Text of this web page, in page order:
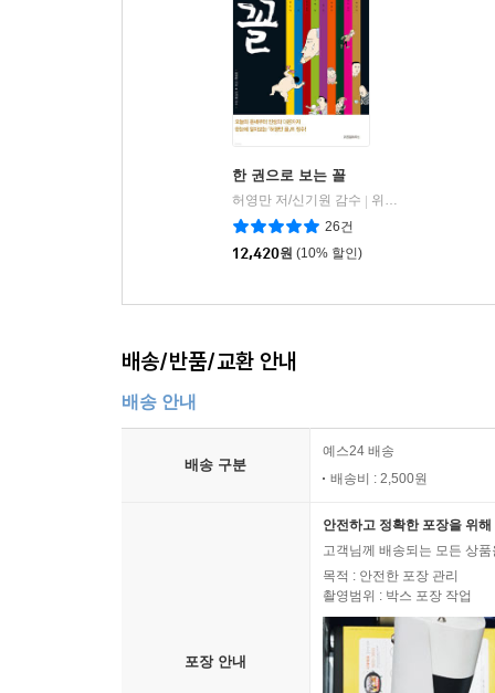
한 권으로 보는 꼴
허영만 저/신기원 감수
위즈덤하우스
26건
12,420원 (10% 할인)
배송/반품/교환 안내
배송 안내
배송 구분
예스24 배송
배송비 : 2,500원
포장 안내
안전하고 정확한 포장을 위
고객님께 배송되는 모든 상
목적 : 안전한 포장 관리
촬영범위 : 박스 포장 작업